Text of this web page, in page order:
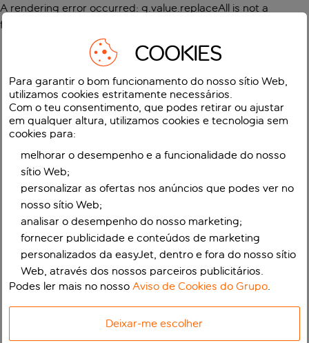
A rendering error occurred: g.value.replaceAll is not a
function
COOKIES
Para garantir o bom funcionamento do nosso sítio Web,
utilizamos cookies estritamente necessários.
Com o teu consentimento, que podes retirar ou ajustar
em qualquer altura, utilizamos cookies e tecnologia sem
cookies para:
melhorar o desempenho e a funcionalidade do nosso
sítio Web;
personalizar as ofertas nos anúncios que podes ver no
nosso sítio Web;
analisar o desempenho do nosso marketing;
fornecer publicidade e conteúdos de marketing
personalizados da easyJet, dentro e fora do nosso sítio
Web, através dos nossos parceiros publicitários.
Podes ler mais no nossoAviso de Cookies do Grupo.
Deixar-me escolher